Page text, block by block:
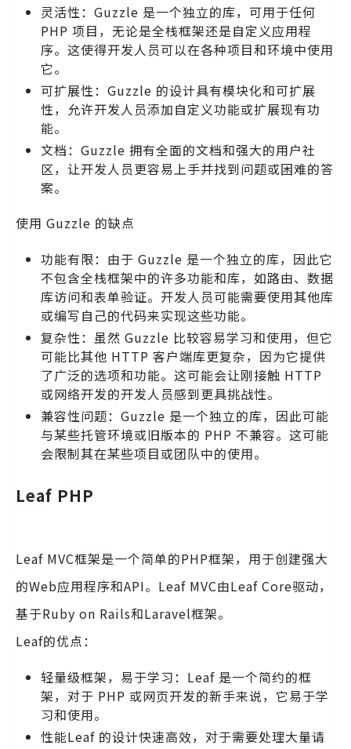
灵活性：Guzzle 是一个独立的库，可用于任何
PHP 项目，无论是全栈框架还是自定义应用程
序。这使得开发人员可以在各种项目和环境中使用
它。
可扩展性：Guzzle 的设计具有模块化和可扩展
性，允许开发人员添加自定义功能或扩展现有功
能。
文档：Guzzle 拥有全面的文档和强大的用户社
区，让开发人员更容易上手并找到问题或困难的答
案。
使用 Guzzle 的缺点
功能有限：由于 Guzzle 是一个独立的库，因此它
不包含全栈框架中的许多功能和库，如路由、数据
库访问和表单验证。开发人员可能需要使用其他库
或编写自己的代码来实现这些功能。
复杂性：虽然 Guzzle 比较容易学习和使用，但它
可能比其他 HTTP 客户端库更复杂，因为它提供
了广泛的选项和功能。这可能会让刚接触 HTTP
或网络开发的开发人员感到更具挑战性。
兼容性问题：Guzzle 是一个独立的库，因此可能
与某些托管环境或旧版本的 PHP 不兼容。这可能
会限制其在某些项目或团队中的使用。
Leaf PHP
Leaf MVC框架是一个简单的PHP框架，用于创建强大
的Web应用程序和API。Leaf MVC由Leaf Core驱动，
基于Ruby on Rails和Laravel框架。
Leaf的优点：
轻量级框架，易于学习：Leaf 是一个简约的框
架，对于 PHP 或网页开发的新手来说，它易于学
习和使用。
性能Leaf 的设计快速高效，对于需要处理大量请